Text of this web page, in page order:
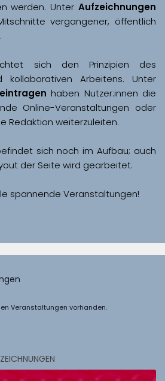
werden. Unter Aufzeichnungen
vergangener, öffentlich
sich den Prinzipien des
kollaborativen Arbeitens. Unter
haben Nutzer:innen die
Online-Veranstaltungen oder
Redaktion weiterzuleiten.
sich noch im Aufbau; auch
spannende Veranstaltungen!
Veranstaltungen vorhanden.